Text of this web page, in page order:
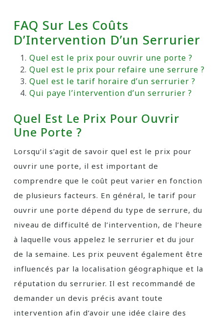
FAQ Sur Les Coûts
D’Intervention D’un Serrurier
Quel est le prix pour ouvrir une porte ?
Quel est le prix pour refaire une serrure ?
Quel est le tarif horaire d’un serrurier ?
Qui paye l’intervention d’un serrurier ?
Quel Est Le Prix Pour Ouvrir
Une Porte ?
Lorsqu’il s’agit de savoir quel est le prix pour
ouvrir une porte, il est important de
comprendre que le coût peut varier en fonction
de plusieurs facteurs. En général, le tarif pour
ouvrir une porte dépend du type de serrure, du
niveau de difficulté de l’intervention, de l’heure
à laquelle vous appelez le serrurier et du jour
de la semaine. Les prix peuvent également être
influencés par la localisation géographique et la
réputation du serrurier. Il est recommandé de
demander un devis précis avant toute
intervention afin d’avoir une idée claire des